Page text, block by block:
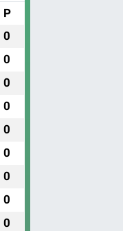
P
0
0
0
0
0
0
0
0
0